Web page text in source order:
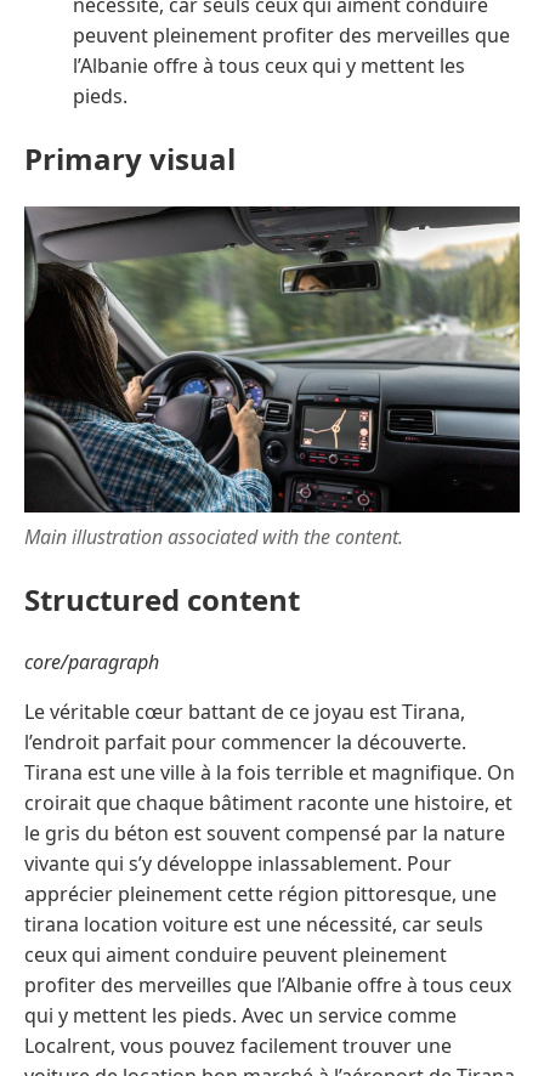
nécessité, car seuls ceux qui aiment conduire
peuvent pleinement profiter des merveilles que
l’Albanie offre à tous ceux qui y mettent les
pieds.
Primary visual
Main illustration associated with the content.
Structured content
core/paragraph
Le véritable cœur battant de ce joyau est Tirana,
l’endroit parfait pour commencer la découverte.
Tirana est une ville à la fois terrible et magnifique. On
croirait que chaque bâtiment raconte une histoire, et
le gris du béton est souvent compensé par la nature
vivante qui s’y développe inlassablement. Pour
apprécier pleinement cette région pittoresque, une
tirana location voiture est une nécessité, car seuls
ceux qui aiment conduire peuvent pleinement
profiter des merveilles que l’Albanie offre à tous ceux
qui y mettent les pieds. Avec un service comme
Localrent, vous pouvez facilement trouver une